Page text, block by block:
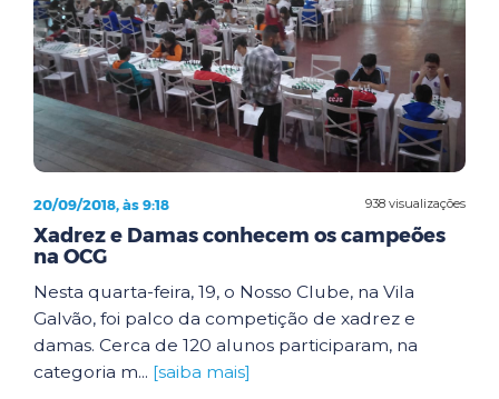
938 visualizações
20/09/2018, às 9:18
Xadrez e Damas conhecem os campeões
na OCG
Nesta quarta-feira, 19, o Nosso Clube, na Vila
Galvão, foi palco da competição de xadrez e
damas. Cerca de 120 alunos participaram, na
categoria m... [saiba mais]